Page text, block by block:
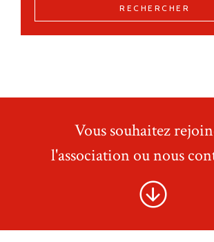
RECHERCHER
Vous souhaitez
l'association ou nous